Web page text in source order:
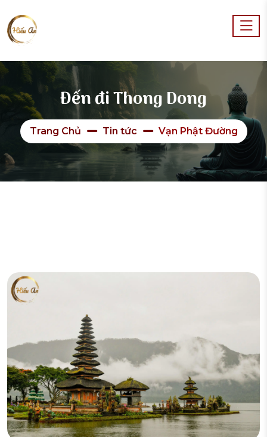
Đến đi Thong Dong
Trang Chủ Tin tức Vạn Phật Đường